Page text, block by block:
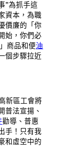
”為抓手這
資本，為職
價廉的「你
始，你們必
商品和便油
個步驟拉近
新區工會將
普法宣揚、
勸導、普惠
手！只有我
和虛空中的